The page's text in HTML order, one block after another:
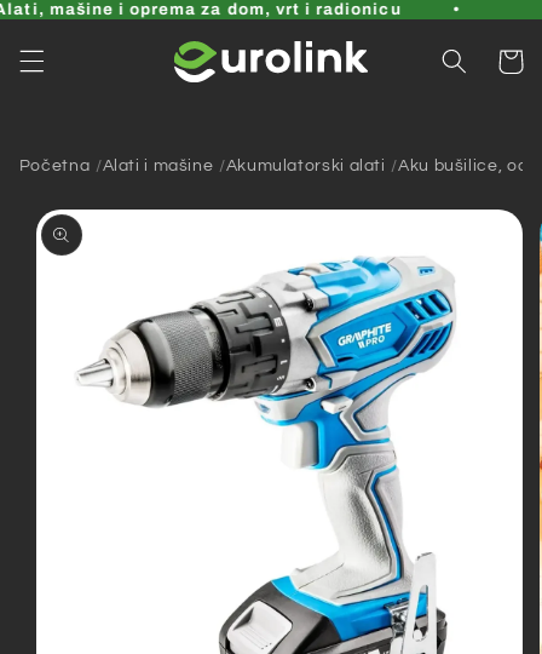
Pređi
sadržaj
mašine i oprema za dom, vrt i radionicu
Korpa
Početna Alati i mašine Akumulatorski alati Aku bušilice,
informacije